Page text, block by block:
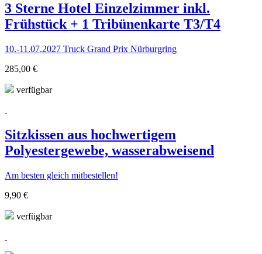
3 Sterne Hotel Einzelzimmer inkl.
Frühstück + 1 Tribünenkarte T3/T4
10.-11.07.2027 Truck Grand Prix Nürburgring
285,00 €
verfügbar
Sitzkissen aus hochwertigem
Polyestergewebe, wasserabweisend
Am besten gleich mitbestellen!
9,90 €
verfügbar